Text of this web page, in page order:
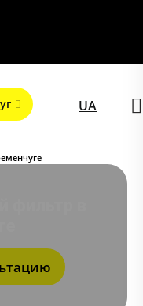
UA